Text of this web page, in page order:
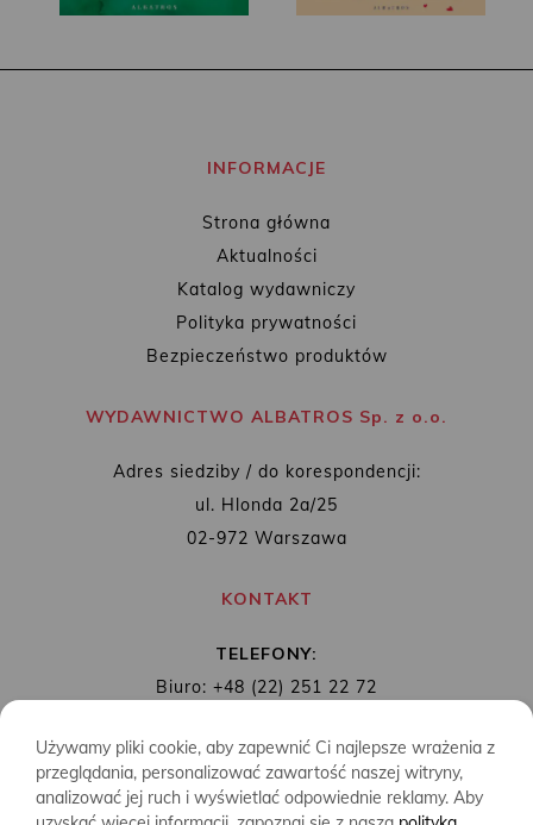
INFORMACJE
Strona główna
Aktualności
Katalog wydawniczy
Polityka prywatności
Bezpieczeństwo produktów
WYDAWNICTWO ALBATROS Sp. z o.o.
Adres siedziby / do korespondencji:
ul. Hlonda 2a/25
02-972 Warszawa
KONTAKT
TELEFONY:
Biuro: +48 (22) 251 22 72
MAIL: biuro@wydawnictwoalbatros.com
Używamy pliki cookie, aby zapewnić Ci najlepsze wrażenia z
przeglądania, personalizować zawartość naszej witryny,
analizować jej ruch i wyświetlać odpowiednie reklamy. Aby